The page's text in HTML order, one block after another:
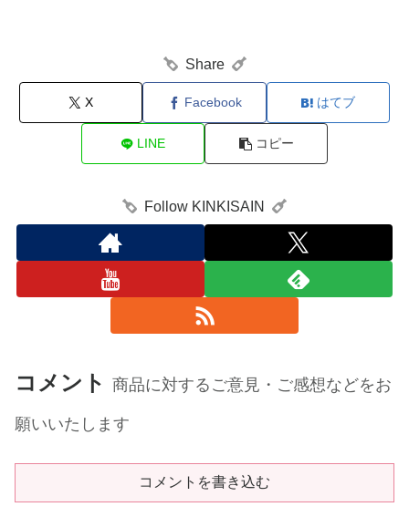
Share
X Facebook はてブ
LINE コピー
Follow KINKISAIN
コメント 商品に対するご意見・ご感想などをお
願いいたします
コメントを書き込む